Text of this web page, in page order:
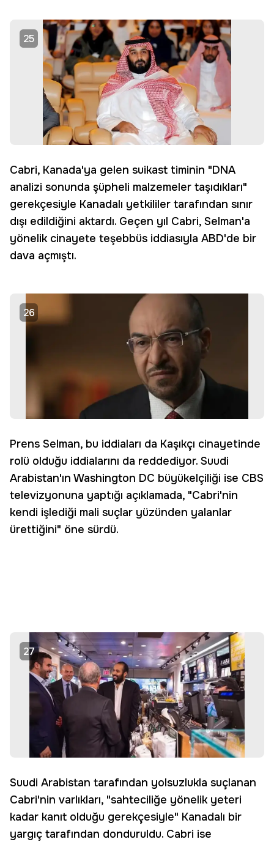
25
Cabri, Kanada'ya gelen suikast timinin "DNA
analizi sonunda şüpheli malzemeler taşıdıkları"
gerekçesiyle Kanadalı yetkililer tarafından sınır
dışı edildiğini aktardı. Geçen yıl Cabri, Selman'a
yönelik cinayete teşebbüs iddiasıyla ABD'de bir
dava açmıştı.
26
Prens Selman, bu iddiaları da Kaşıkçı cinayetinde
rolü olduğu iddialarını da reddediyor. Suudi
Arabistan'ın Washington DC büyükelçiliği ise CBS
televizyonuna yaptığı açıklamada, "Cabri'nin
kendi işlediği mali suçlar yüzünden yalanlar
ürettiğini" öne sürdü.
27
Suudi Arabistan tarafından yolsuzlukla suçlanan
Cabri'nin varlıkları, "sahteciliğe yönelik yeteri
kadar kanıt olduğu gerekçesiyle" Kanadalı bir
yargıç tarafından donduruldu. Cabri ise